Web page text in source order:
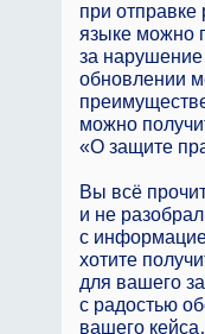
при
языке можно
за нарушение
обновлении
можно
«О защите
Вы всё
и не
с
хотите
для вашего
с радостью
вашего